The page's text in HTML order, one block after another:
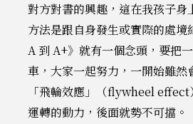
對方對書的興趣，這在我孩子身
方法是跟自身發生或實際的處境
A 到 A+》就有一個念頭，要把
車，大家一起努力，一開始雖然
「飛輪效應」（flywheel
運轉的動力，後面就勢不可擋。